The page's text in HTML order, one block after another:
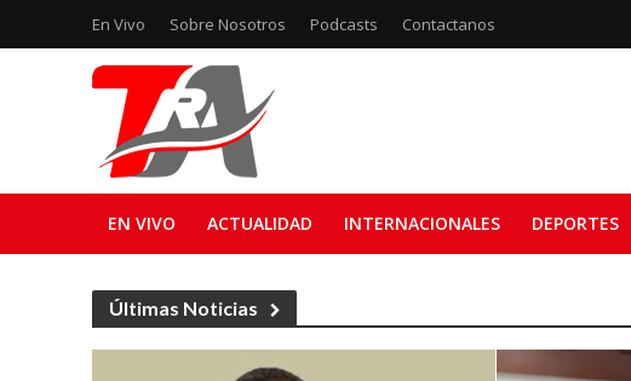
En Vivo Sobre Nosotros Podcasts Contactanos
EN VIVO ACTUALIDAD INTERNACIONALES DEPORTES
Últimas Noticias